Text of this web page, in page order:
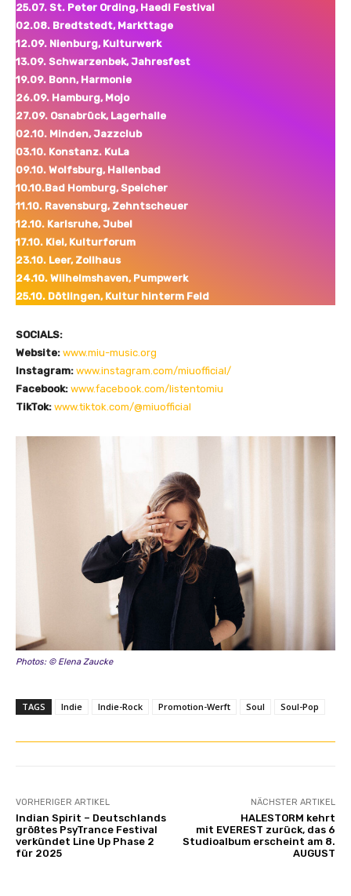
25.07. St. Peter Ording, Haedi Festival
02.08. Bredtstedt, Markttage
12.09. Nienburg, Kulturwerk
13.09. Schwarzenbek, Jahresfest
19.09. Bonn, Harmonie
26.09. Hamburg, Mojo
27.09. Osnabrück, Lagerhalle
02.10. Minden, Jazzclub
03.10. Konstanz. KuLa
09.10. Wolfsburg, Hallenbad
10.10.Bad Homburg, Speicher
11.10. Ravensburg, Zehntscheuer
12.10. Karlsruhe, Jubel
17.10. Kiel, Kulturforum
23.10. Leer, Zollhaus
24.10. Wilhelmshaven, Pumpwerk
25.10. Dötlingen, Kultur hinterm Feld
SOCIALS:
Website: www.miu-music.org
Instagram: www.instagram.com/miuofficial/
Facebook: www.facebook.com/listentomiu
TikTok: www.tiktok.com/@miuofficial
Photos: © Elena Zaucke
TAGS Indie Indie-Rock Promotion-Werft Soul Soul-Pop
VORHERIGER ARTIKEL
Indian Spirit – Deutschlands
größtes PsyTrance Festival
verkündet Line Up Phase 2
für 2025
NÄCHSTER ARTIKEL
HALESTORM kehrt
mit EVEREST zurück, das 6
Studioalbum erscheint am 8.
AUGUST